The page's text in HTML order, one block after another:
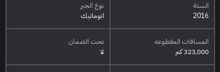
السنة
2016
نوع الجير
اتوماتيك
المسافات المقطوعه
323,000 كم
تحت الضمان
لا